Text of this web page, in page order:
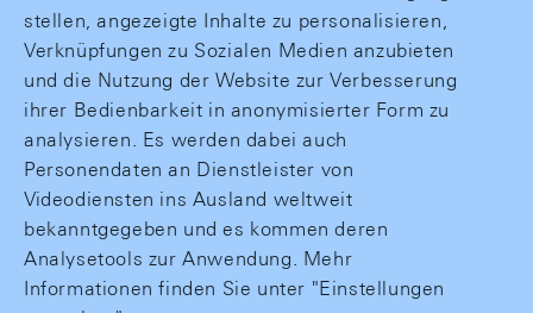
stellen, angezeigte Inhalte zu personalisieren,
Verknüpfungen zu Sozialen Medien anzubieten
und die Nutzung der Website zur Verbesserung
ihrer Bedienbarkeit in anonymisierter Form zu
analysieren. Es werden dabei auch
Personendaten an Dienstleister von
Videodiensten ins Ausland weltweit
bekanntgegeben und es kommen deren
Analysetools zur Anwendung. Mehr
Informationen finden Sie unter "Einstellungen